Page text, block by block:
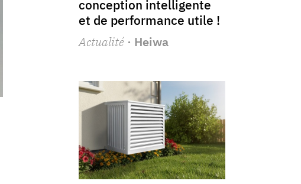
conception intelligente
et de performance utile !
Actualité· Heiwa